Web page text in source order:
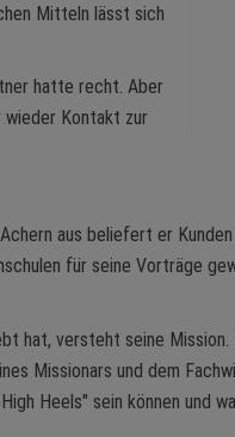
Mitteln lässt sich
hatte recht. Aber
wieder Kontakt zur
aus beliefert er
für seine Vorträge
hat, versteht seine
Missionars und dem
Heels" sein können und